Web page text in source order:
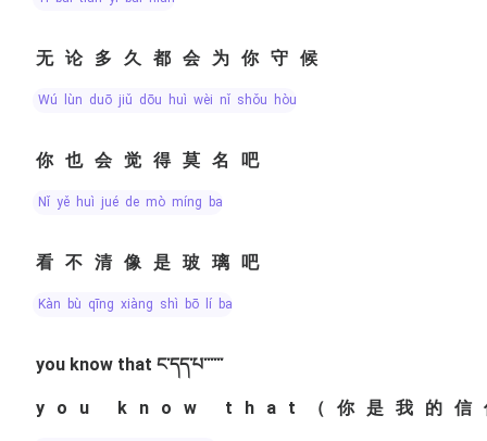
无论多久都会为你守候
wú lùn duō jiǔ dōu huì wèi nǐ shǒu hòu
你也会觉得莫名吧
nǐ yě huì jué de mò míng ba
看不清像是玻璃吧
kàn bù qīng xiàng shì bō lí ba
you know that ང་དད་པ་་་་་་
you know that（你是我的信